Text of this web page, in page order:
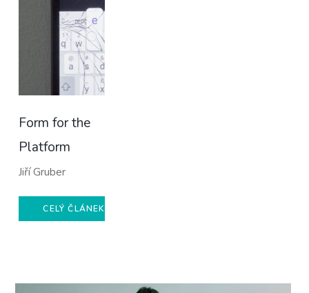
Form for the
Platform
Jiří Gruber
CELÝ ČLÁNEK